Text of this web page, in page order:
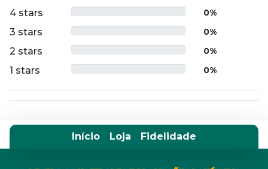
4 stars 0%
3 stars 0%
2 stars 0%
1 stars 0%
Início Loja Fidelidade